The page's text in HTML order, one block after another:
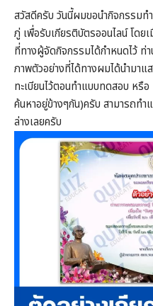
สวัสดีครับ วันนี้ผมขอนำกิจกรรมท
ภู่ เพื่อรับเกียรติบัตรออนไลน์ โด
ที่ทางผู้จัดกิจกรรมได้กำหนดไว้ ท่
ภาพตัวอย่างที่ได้ทางผมได้นำมา
ทะเบียนไว้ตอนทำแบบทดสอบ ห
ค้นหาอยู่ข้างๆกัน)ครับ สามารถท
ล่างเลยครับ